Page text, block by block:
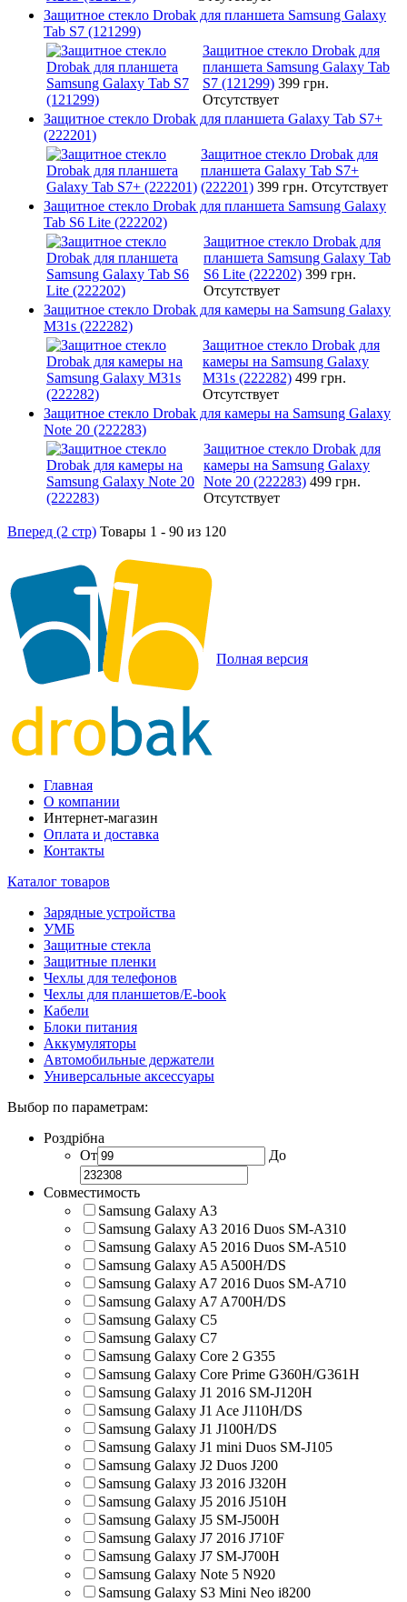
Защитное стекло Drobak для планшета Samsung Galaxy
Tab S7 (121299)
Защитное стекло Drobak для
планшета Samsung Galaxy Tab
S7 (121299) 399 грн.
Отсутствует
Защитное стекло Drobak для планшета Galaxy Tab S7+
(222201)
Защитное стекло Drobak для
планшета Galaxy Tab S7+
(222201) 399 грн. Отсутствует
Защитное стекло Drobak для планшета Samsung Galaxy
Tab S6 Lite (222202)
Защитное стекло Drobak для
планшета Samsung Galaxy Tab
S6 Lite (222202) 399 грн.
Отсутствует
Защитное стекло Drobak для камеры на Samsung Galaxy
M31s (222282)
Защитное стекло Drobak для
камеры на Samsung Galaxy
M31s (222282) 499 грн.
Отсутствует
Защитное стекло Drobak для камеры на Samsung Galaxy
Note 20 (222283)
Защитное стекло Drobak для
камеры на Samsung Galaxy
Note 20 (222283) 499 грн.
Отсутствует
Вперед (2 стр) Товары 1 - 90 из 120
Полная версия
Главная
О компании
Интернет-магазин
Оплата и доставка
Контакты
Каталог товаров
Зарядные устройства
УМБ
Защитные стекла
Защитные пленки
Чехлы для телефонов
Чехлы для планшетов/E-book
Кабели
Блоки питания
Аккумуляторы
Автомобильные держатели
Универсальные аксессуары
Выбор по параметрам:
Роздрібна
От
До
Совместимость
Samsung Galaxy A3
Samsung Galaxy A3 2016 Duos SM-A310
Samsung Galaxy A5 2016 Duos SM-A510
Samsung Galaxy A5 A500H/DS
Samsung Galaxy A7 2016 Duos SM-A710
Samsung Galaxy A7 A700H/DS
Samsung Galaxy C5
Samsung Galaxy C7
Samsung Galaxy Core 2 G355
Samsung Galaxy Core Prime G360H/G361H
Samsung Galaxy J1 2016 SM-J120H
Samsung Galaxy J1 Ace J110H/DS
Samsung Galaxy J1 J100H/DS
Samsung Galaxy J1 mini Duos SM-J105
Samsung Galaxy J2 Duos J200
Samsung Galaxy J3 2016 J320H
Samsung Galaxy J5 2016 J510H
Samsung Galaxy J5 SM-J500H
Samsung Galaxy J7 2016 J710F
Samsung Galaxy J7 SM-J700H
Samsung Galaxy Note 5 N920
Samsung Galaxy S3 Mini Neo i8200